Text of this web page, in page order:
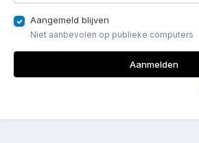
Aangemeld blijven
Niet aanbevolen op publieke computers
Aanmelden